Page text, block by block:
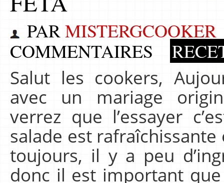
PARMISTERGCOOKER
COMMENTAIRES
Salut les cookers,
avec un mariage
verrez que l’essayer
salade est
toujours, il y a peu
donc il est important que